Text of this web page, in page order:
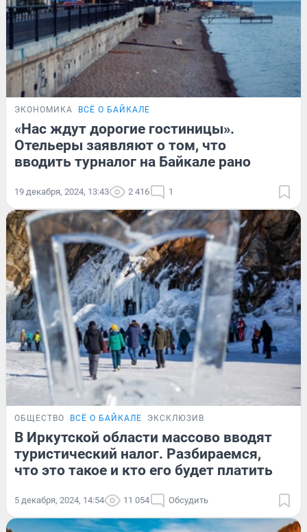
ЭКОНОМИКА ВСЁ О БАЙКАЛЕ
«Нас ждут дорогие гостиницы».
Отельеры заявляют о том, что
вводить турналог на Байкале рано
19 декабря, 2024, 13:43 2 416 1
ОБЩЕСТВО ВСЁ О БАЙКАЛЕ ЭКСКЛЮЗИВ
В Иркутской области массово вводят
туристический налог. Разбираемся,
что это такое и кто его будет платить
5 декабря, 2024, 14:54 11 054 Обсудить